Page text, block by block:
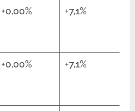
+0,00% +7,1%
+0,00% +7,1%